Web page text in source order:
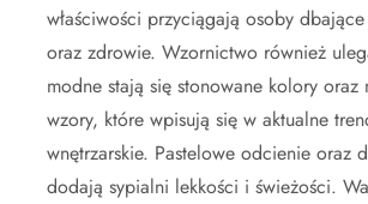
właściwości przyciągają osoby
oraz zdrowie. Wzornictwo również
modne stają się stonowane kolory oraz
wzory, które wpisują się w aktualne
wnętrzarskie. Pastelowe odcienie oraz
dodają sypialni lekkości i świeżości.